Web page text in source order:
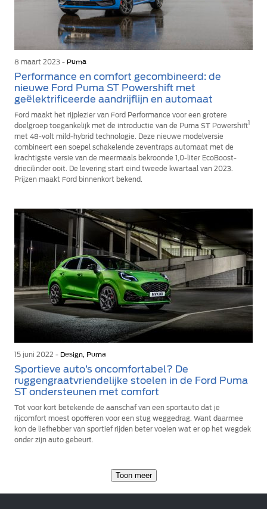
8 maart 2023 - Puma
Performance en comfort gecombineerd: de
nieuwe Ford Puma ST Powershift met
geëlektrificeerde aandrijflijn en automaat
Ford maakt het rijplezier van Ford Performance voor een grotere
doelgroep toegankelijk met de introductie van de Puma ST Powershift1
met 48-volt mild-hybrid technologie. Deze nieuwe modelversie
combineert een soepel schakelende zeventraps automaat met de
krachtigste versie van de meermaals bekroonde 1,0-liter EcoBoost-
driecilinder ooit. De levering start eind tweede kwartaal van 2023.
Prijzen maakt Ford binnenkort bekend.
15 juni 2022 - Design, Puma
Sportieve auto’s oncomfortabel? De
ruggengraatvriendelijke stoelen in de Ford Puma
ST ondersteunen met comfort
Tot voor kort betekende de aanschaf van een sportauto dat je
rijcomfort moest opofferen voor een stug weggedrag. Want daarmee
kon de liefhebber van sportief rijden beter voelen wat er op het wegdek
onder zijn auto gebeurt.
Toon meer